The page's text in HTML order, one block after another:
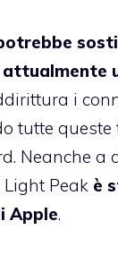
attualmente
i
tutte queste
Neanche a
Peak è
Apple.